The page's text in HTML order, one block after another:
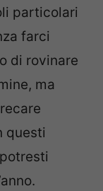
particolari
farci
di rovinare
ma
questi